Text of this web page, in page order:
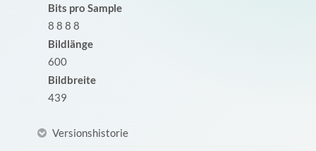
Bits pro Sample
8 8 8 8
Bildlänge
600
Bildbreite
439
Versionshistorie